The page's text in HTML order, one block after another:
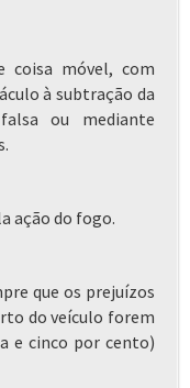
coisa móvel, com
à subtração da
ou mediante
ação do fogo.
que os prejuízos
do veículo forem
e cinco por cento)